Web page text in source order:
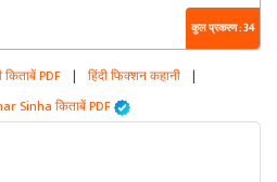
कुल प्रकरण : 34
किताबें PDF | हिंदी फिक्शन कहानी |
Sinha किताबें PDF